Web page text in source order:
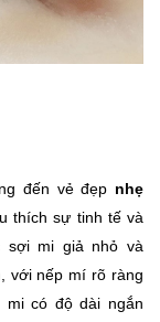
đến vẻ đẹp nhẹ
thích sự tinh tế và
sợi mi giả nhỏ và
với nếp mí rõ ràng
có độ dài ngắn